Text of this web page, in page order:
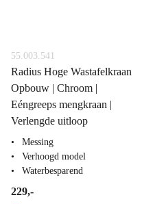
55.003.541
Radius Hoge Wastafelkraan
Opbouw | Chroom |
Eéngreeps mengkraan |
Verlengde uitloop
Messing
Verhoogd model
Waterbesparend
229,-